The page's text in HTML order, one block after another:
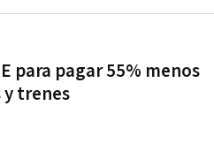
para pagar 55% menos
trenes